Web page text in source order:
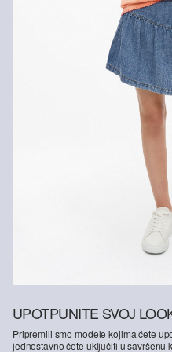
UPOTPUNITE SVOJ
Pripremili smo modele kojima ćete
jednostavno ćete uključiti u savršenu